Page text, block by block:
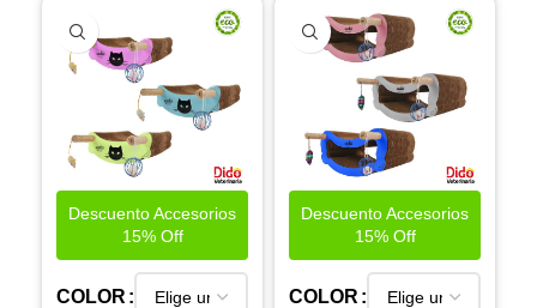
Descuento Accesorios
15% Off
COLOR
Descuento Accesorios
15% Off
COLOR